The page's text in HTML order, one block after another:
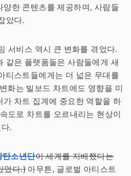
한 콘텐츠를 제공하며, 사람들
았다.
서비스 역시 큰 변화를 겪었다.
같은 플랫폼들은 사람들에게 새
티스트들에게는 더 넓은 무대를
화는 빌보드 차트에도 영향을 미
차트 집계에 중요한 역할을 하
도로 차트를 오르내리는 현상이
.
탄소년단이 세계를 지배했다는
었다.) 아무튼, 글로벌 아티스트